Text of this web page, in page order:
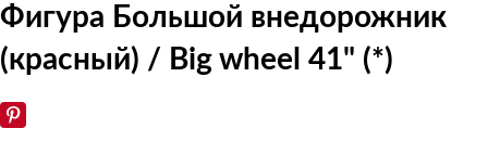
Фигура Большой внедорожник
(красный) / Big wheel 41" (*)